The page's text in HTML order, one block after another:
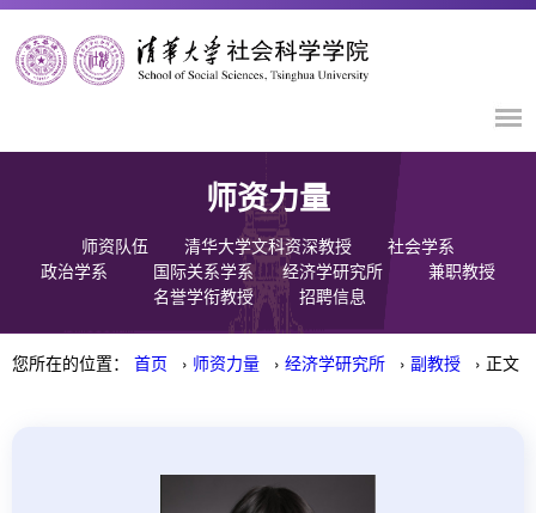
师资力量
师资队伍 清华大学文科资深教授
社会学系
政治学系
国际关系学系 经济学研究所
兼职教授
名誉学衔教授
招聘信息
您所在的位置： 首页 › 师资力量 › 经济学研究所 › 副教授 › 正文